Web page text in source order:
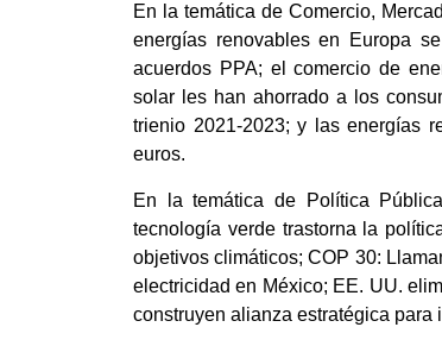
En la temática de Comercio,
energías renovables en Europa
acuerdos PPA; el comercio de
solar les han ahorrado a los
trienio 2021-2023; y las energías
euros.
En la temática de Política
tecnología verde trastorna la
objetivos climáticos; COP 30:
electricidad en México; EE. UU.
construyen alianza estratégica para